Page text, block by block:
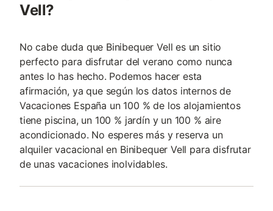
Vell?
No cabe duda que Binibequer Vell es un sitio
perfecto para disfrutar del verano como nunca
antes lo has hecho. Podemos hacer esta
afirmación, ya que según los datos internos de
Vacaciones España un 100 % de los alojamientos
tiene piscina, un 100 % jardín y un 100 % aire
acondicionado. No esperes más y reserva un
alquiler vacacional en Binibequer Vell para disfrutar
de unas vacaciones inolvidables.